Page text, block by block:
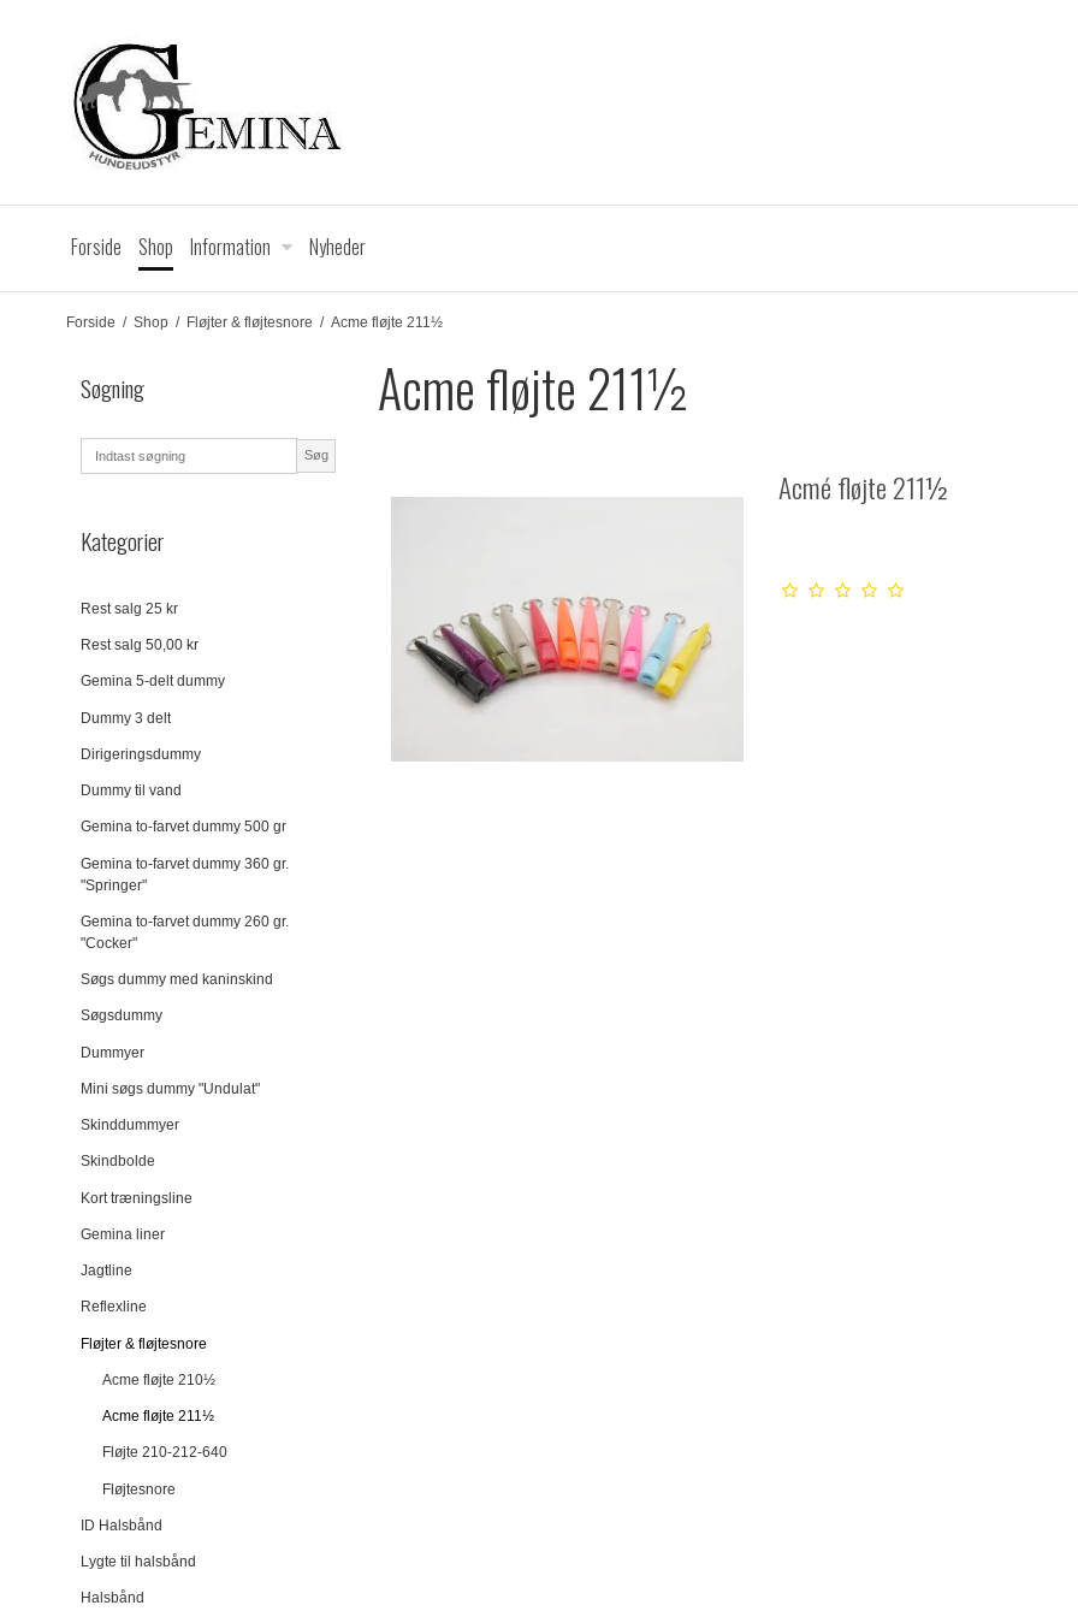
Forside Shop Information Nyheder
Forside / Shop / Fløjter & fløjtesnore / Acme fløjte 211½
Søgning
Søg
Kategorier
Rest salg 25 kr
Rest salg 50,00 kr
Gemina 5-delt dummy
Dummy 3 delt
Dirigeringsdummy
Dummy til vand
Gemina to-farvet dummy 500 gr
Gemina to-farvet dummy 360 gr.
"Springer"
Gemina to-farvet dummy 260 gr.
"Cocker"
Søgs dummy med kaninskind
Søgsdummy
Dummyer
Mini søgs dummy "Undulat"
Skinddummyer
Skindbolde
Kort træningsline
Gemina liner
Jagtline
Reflexline
Fløjter & fløjtesnore
Acme fløjte 210½
Acme fløjte 211½
Fløjte 210-212-640
Fløjtesnore
ID Halsbånd
Lygte til halsbånd
Halsbånd
Acme fløjte 211½
Acmé fløjte 211½